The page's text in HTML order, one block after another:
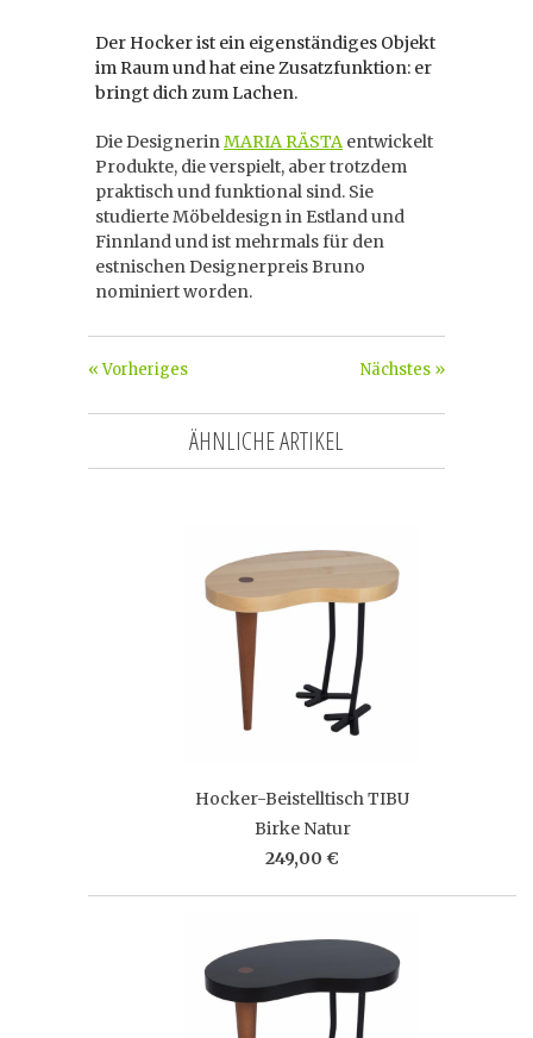
Der Hocker ist ein eigenständiges Objekt
im Raum und hat eine Zusatzfunktion: er
bringt dich zum Lachen.
Die DesignerinMARIA RÄSTA entwickelt
Produkte, die verspielt, aber trotzdem
praktisch und funktional sind. Sie
studierte Möbeldesign in Estland und
Finnland und ist mehrmals für den
estnischen Designerpreis Bruno
nominiert worden.
Nächstes »
« Vorheriges
ÄHNLICHE ARTIKEL
Hocker-Beistelltisch TIBU
Birke Natur
249,00 €